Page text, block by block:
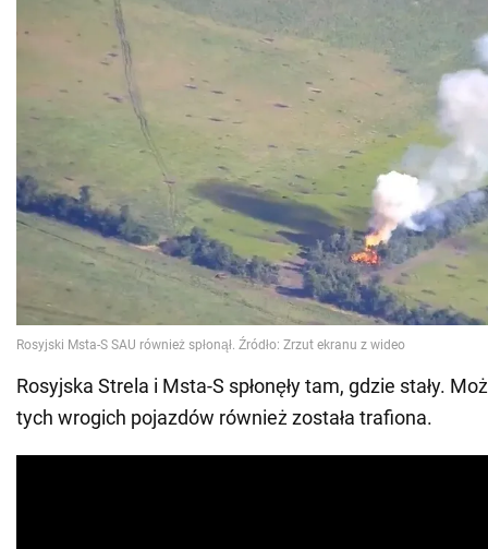
Rosyjska Strela i Msta-S spłonęły tam, gdzie stały.
tych wrogich pojazdów również została trafiona.